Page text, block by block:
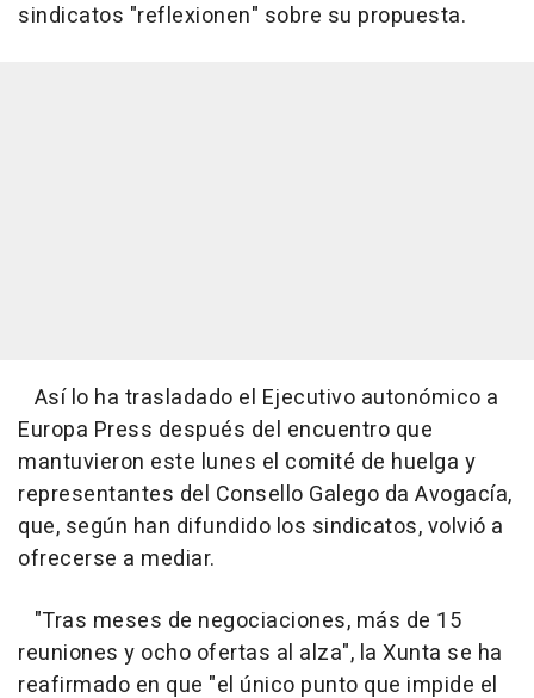
sindicatos "reflexionen" sobre su propuesta.
Así lo ha trasladado el Ejecutivo autonómico a
Europa Press después del encuentro que
mantuvieron este lunes el comité de huelga y
representantes del Consello Galego da Avogacía,
que, según han difundido los sindicatos, volvió a
ofrecerse a mediar.
"Tras meses de negociaciones, más de 15
reuniones y ocho ofertas al alza", la Xunta se ha
reafirmado en que "el único punto que impide el